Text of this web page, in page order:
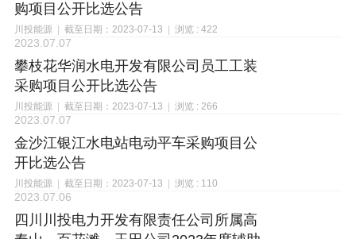
购项目公开比选公告
川投能源 截至日期：2023-07-13 浏览 : 422
2023.07.07
攀枝花华润水电开发有限公司员工工装
采购项目公开比选公告
川投能源 截至日期：2023-07-13 浏览 : 266
2023.07.07
金沙江银江水电站电动平车采购项目公
开比选公告
川投能源 截至日期：2023-07-13 浏览 : 110
2023.07.06
四川川投电力开发有限责任公司所属高